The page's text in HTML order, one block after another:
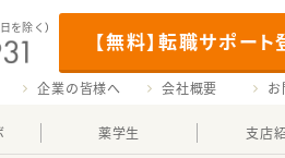
【無料】転職サポート
日を除く）
企業の皆様へ 会社概要
薬学生 支店